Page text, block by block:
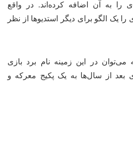
را به آن اضافه کرده‌اند. در واقع
یک الگو برای دیگر استدیوها از نظر
در این زمینه نام برد بازی
بعد از سال‌ها به یک پکیج معرکه و